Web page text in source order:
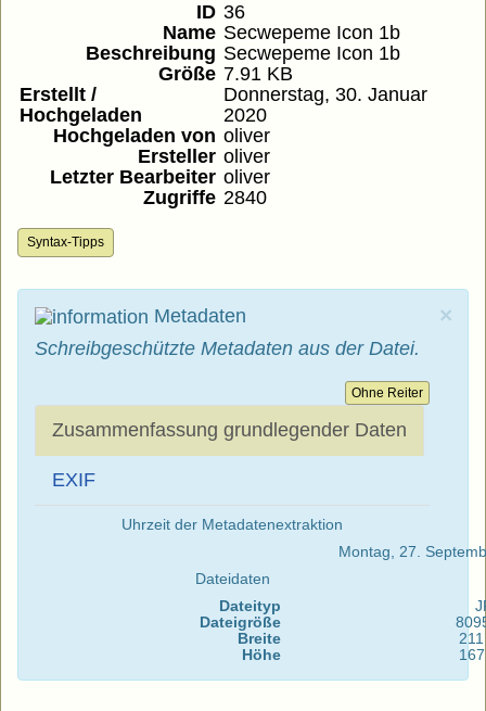
ID 36
Name Secwepeme Icon 1b
Beschreibung Secwepeme Icon 1b
Größe 7.91 KB
Erstellt /
Hochgeladen
Donnerstag, 30. Januar
2020
Hochgeladen von oliver
Ersteller oliver
Letzter Bearbeiter oliver
Zugriffe 2840
Syntax-Tipps
×
Metadaten
Schreibgeschützte Metadaten aus der Datei.
Ohne Reiter
Zusammenfassung grundlegender Daten
EXIF
Uhrzeit der Metadatenextraktion
Montag, 27.
Dateidaten
Dateityp
Dateigröße
Breite
Höhe